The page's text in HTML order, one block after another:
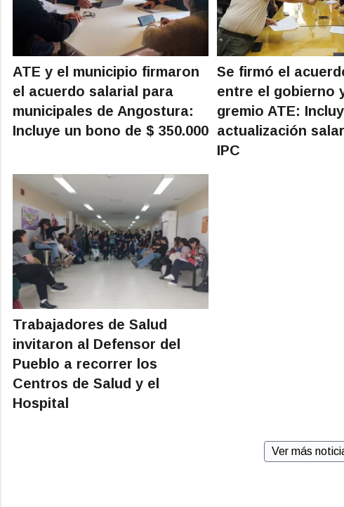
ATE y el municipio firmaron
el acuerdo salarial para
municipales de Angostura:
Incluye un bono de $ 350.000
Se firmó el
entre el gobierno
gremio ATE:
actualización
IPC
Trabajadores de Salud
invitaron al Defensor del
Pueblo a recorrer los
Centros de Salud y el
Hospital
Ver más